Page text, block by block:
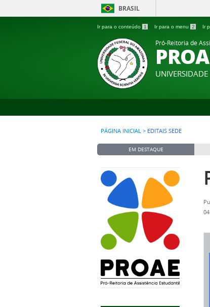
BRASIL
Ir para o conteúdo 1 Ir para o menu 2 Ir
Pró-Reitoria de
PÁGINA INICIAL > EDITAIS SEDE
EM DESTAQUE